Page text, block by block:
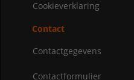
Cookieverklaring
Contact
Contactgegevens
Contactformulier